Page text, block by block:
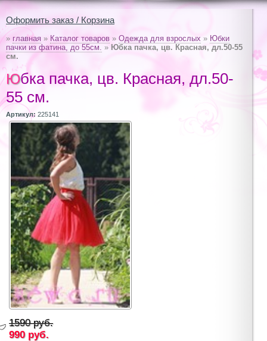
Оформить заказ / Корзина
» главная » Каталог товаров » Одежда для взрослых » Юбки
пачки из фатина, до 55см. » Юбка пачка, цв. Красная, дл.50-55
см.
Юбка пачка, цв. Красная, дл.50-
55 см.
Артикул: 225141
1590 руб.
990 руб.